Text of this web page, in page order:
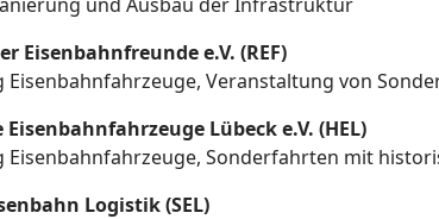
Eisenbahnfreunde e.V. (REF)
Eisenbahnfahrzeuge, Veranstaltung von
Lübeck e.V. (HEL)
Eisenbahnfahrzeuge, Sonderfahrten mit
Logistik (SEL)